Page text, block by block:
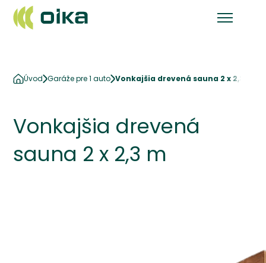
Úvod Garáže pre 1 auto Vonkajšia drevená sauna 2 x 2,3 m
Vonkajšia drevená
sauna 2 x 2,3 m